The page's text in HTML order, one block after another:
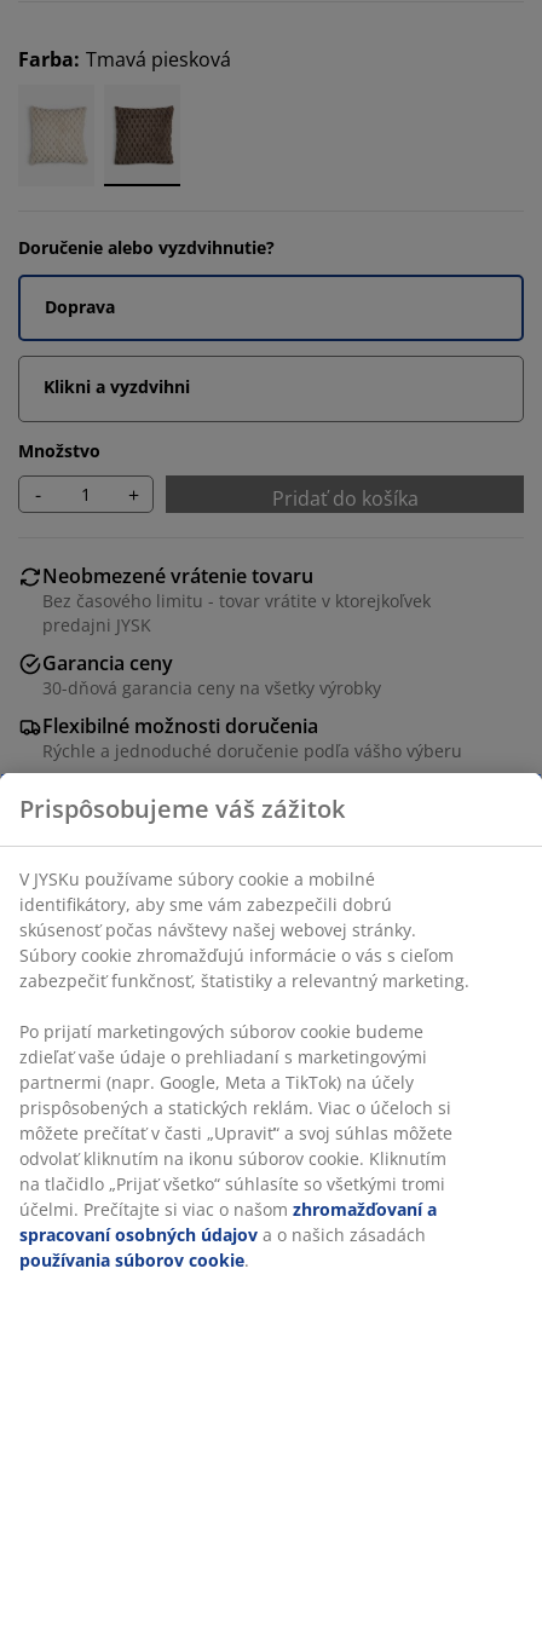
Farba: Tmavá piesková
Doručenie alebo vyzdvihnutie?
Doprava
Klikni a vyzdvihni
Množstvo
- + Pridať do košíka
Neobmezené vrátenie tovaru
Bez časového limitu - tovar vrátite v ktorejkoľvek
predajni JYSK
Garancia ceny
30-dňová garancia ceny na všetky výrobky
Flexibilné možnosti doručenia
Rýchle a jednoduché doručenie podľa vášho výberu
Poťah zo 100 % polyesteru. Umelá kožušina. 45x45 cm
SKU: 6886207
Špecifikácie
Hodnotenia
(12)
Doprava